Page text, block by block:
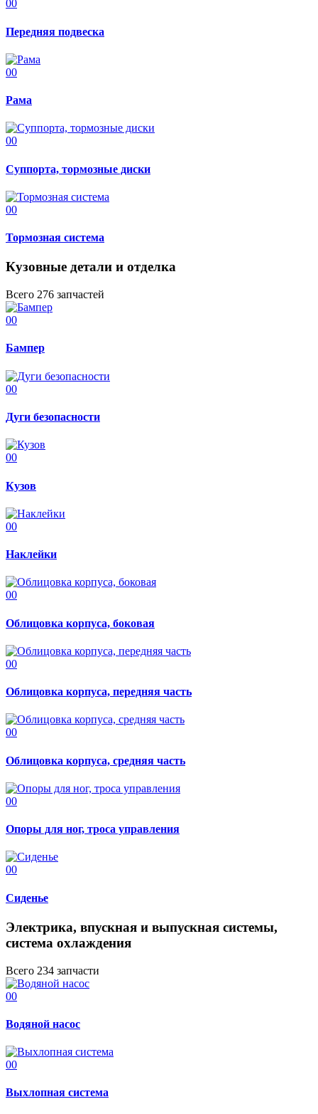
00
Передняя подвеска
00
Рама
00
Суппорта, тормозные диски
00
Тормозная система
Кузовные детали и отделка
Всего 276 запчастей
00
Бампер
00
Дуги безопасности
00
Кузов
00
Наклейки
00
Облицовка корпуса, боковая
00
Облицовка корпуса, передняя часть
00
Облицовка корпуса, средняя часть
00
Опоры для ног, троса управления
00
Сиденье
Электрика, впускная и выпускная системы,
система охлаждения
Всего 234 запчасти
00
Водяной насос
00
Выхлопная система